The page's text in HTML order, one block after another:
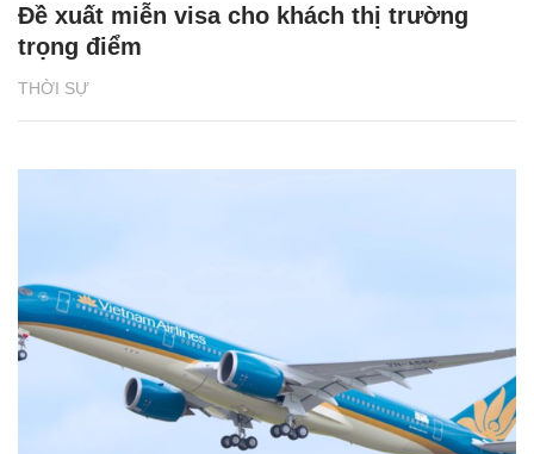
THỜI SỰ
Đề xuất miễn visa cho khách thị trường
trọng điểm